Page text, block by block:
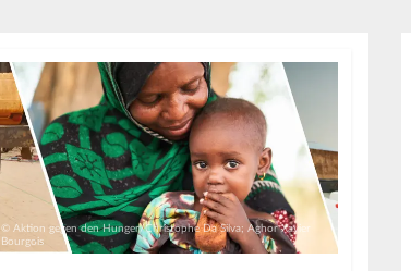
© Aktion gegen den Hunger/Christophe Da Silva; Aghor Xavier
Bourgois